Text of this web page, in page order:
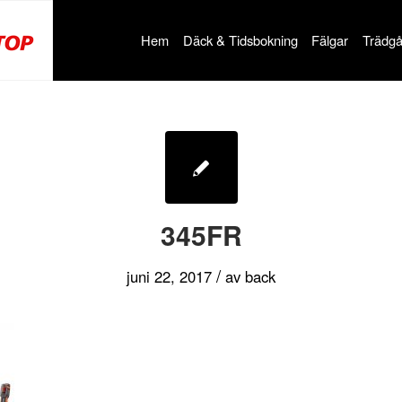
Hem Däck & Tidsbokning Fälgar
345FR
juni 22, 2017 / av back